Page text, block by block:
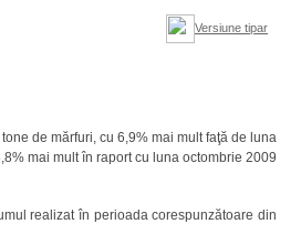
Versiune tipar
de mărfuri, cu 6,9% mai mult faţă de luna
mai mult în raport cu luna octombrie 2009
realizat în perioada corespunzătoare din